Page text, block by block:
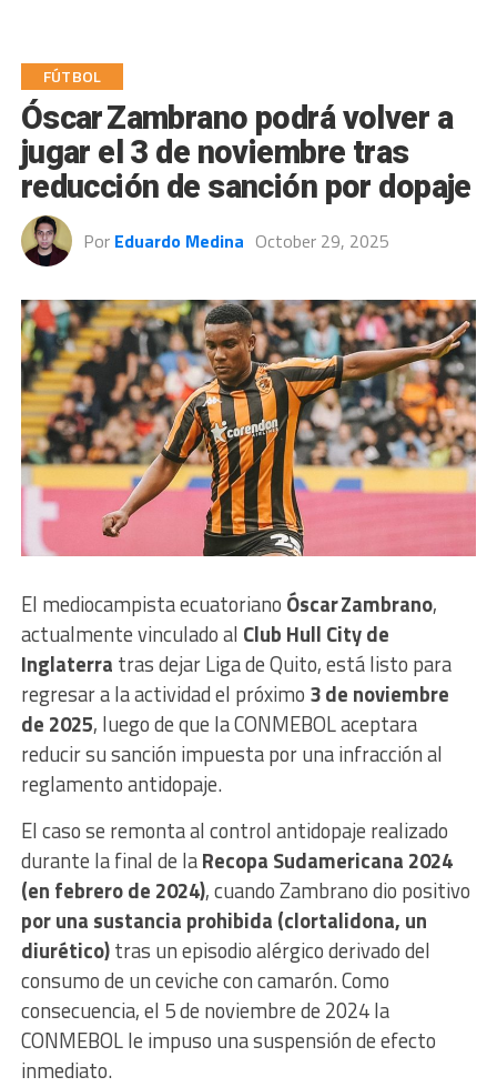
FÚTBOL
Óscar Zambrano podrá volver a
jugar el 3 de noviembre tras
reducción de sanción por dopaje
Por Eduardo Medina October 29, 2025
El mediocampista ecuatoriano Óscar Zambrano,
actualmente vinculado al Club Hull City de
Inglaterra tras dejar Liga de Quito, está listo para
regresar a la actividad el próximo 3 de noviembre
de 2025, luego de que la CONMEBOL aceptara
reducir su sanción impuesta por una infracción al
reglamento antidopaje.
El caso se remonta al control antidopaje realizado
durante la final de laRecopa Sudamericana 2024
(en febrero de 2024), cuando Zambrano dio positivo
por una sustancia prohibida (clortalidona, un
diurético)tras un episodio alérgico derivado del
consumo de un ceviche con camarón. Como
consecuencia, el 5 de noviembre de 2024 la
CONMEBOL le impuso una suspensión de efecto
inmediato.